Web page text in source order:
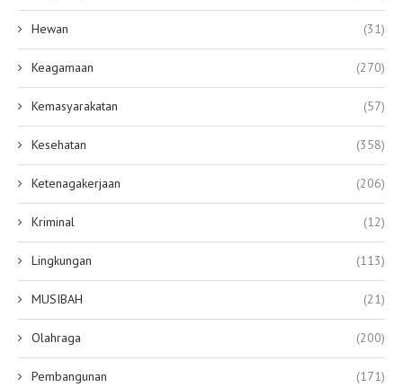
Hewan (31)
Keagamaan (270)
Kemasyarakatan (57)
Kesehatan (358)
Ketenagakerjaan (206)
Kriminal (12)
Lingkungan (113)
MUSIBAH (21)
Olahraga (200)
Pembangunan (171)